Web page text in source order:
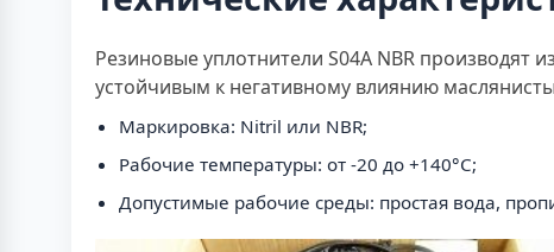
Резиновые уплотнители S04A NBR производят
устойчивым к негативному влиянию
Маркировка: Nitril или NBR;
Рабочие температуры: от -20 до +140°C;
Допустимые рабочие среды: простая вода,